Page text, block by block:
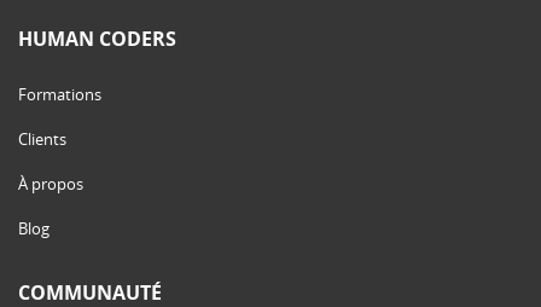
HUMAN CODERS
Formations
Clients
À propos
Blog
COMMUNAUTÉ